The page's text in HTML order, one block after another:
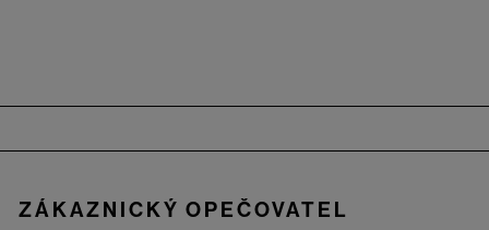
ZÁKAZNICKÝ OPEČOVATEL